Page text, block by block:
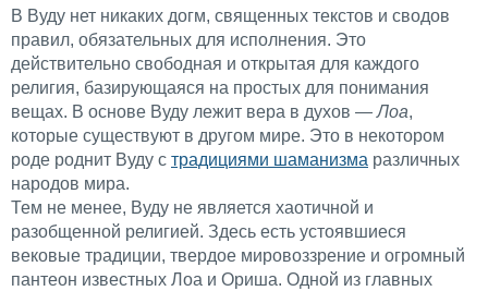
В Вуду нет никаких догм, священных текстов и сводов
правил, обязательных для исполнения. Это
действительно свободная и открытая для каждого
религия, базирующаяся на простых для понимания
вещах. В основе Вуду лежит вера в духов —Лоа,
которые существуют в другом мире. Это в некотором
роде роднит Вуду с традициями шаманизма различных
народов мира.
Тем не менее, Вуду не является хаотичной и
разобщенной религией. Здесь есть устоявшиеся
вековые традиции, твердое мировоззрение и огромный
пантеон известных Лоа и Ориша. Одной из главных